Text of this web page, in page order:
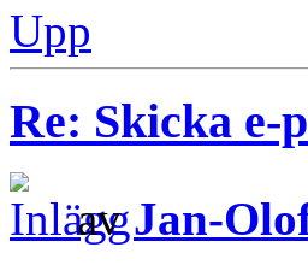
Upp
Re: Skicka e-
avJan-